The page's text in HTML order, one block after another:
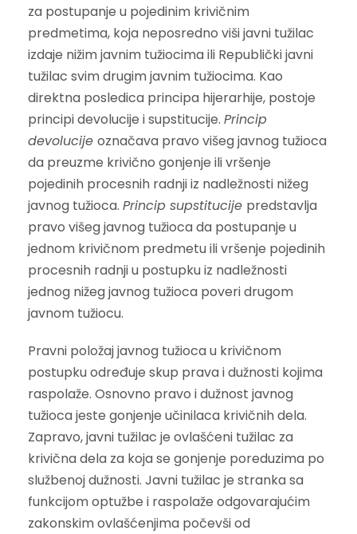
za postupanje u pojedinim krivičnim
predmetima, koja neposredno viši javni tužilac
izdaje nižim javnim tužiocima ili Republički javni
tužilac svim drugim javnim tužiocima. Kao
direktna posledica principa hijerarhije, postoje
principi devolucije i supstitucije. Princip
devolucije označava pravo višeg javnog tužioca
da preuzme krivično gonjenje ili vršenje
pojedinih procesnih radnji iz nadležnosti nižeg
javnog tužioca. Princip supstitucije predstavlja
pravo višeg javnog tužioca da postupanje u
jednom krivičnom predmetu ili vršenje pojedinih
procesnih radnji u postupku iz nadležnosti
jednog nižeg javnog tužioca poveri drugom
javnom tužiocu.
Pravni položaj javnog tužioca u krivičnom
postupku određuje skup prava i dužnosti kojima
raspolaže. Osnovno pravo i dužnost javnog
tužioca jeste gonjenje učinilaca krivičnih dela.
Zapravo, javni tužilac je ovlašćeni tužilac za
krivična dela za koja se gonjenje poreduzima po
službenoj dužnosti. Javni tužilac je stranka sa
funkcijom optužbe i raspolaže odgovarajućim
zakonskim ovlašćenjima počevši od